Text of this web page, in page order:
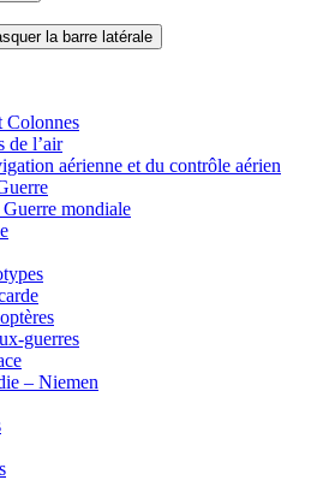
la barre latérale
Colonnes
de l’air
aérienne et du contrôle aérien
mondiale
guerres
– Niemen